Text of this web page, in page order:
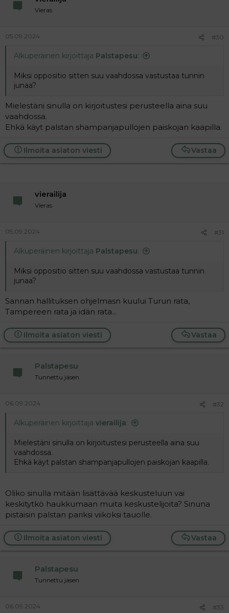
Vieras
05.09.2024 #30
Alkuperäinen kirjoittaja Palstapesu:
Miksi oppositio sitten suu vaahdossa vastustaa tunnin
junaa?
Mielestäni sinulla on kirjoitustesi perusteella aina suu
vaahdossa.
Ehkä käyt palstan shampanjapullojen paiskojan kaapilla.
Vastaa
Ilmoita asiaton viesti
vierailija
Vieras
05.09.2024 #31
Alkuperäinen kirjoittaja Palstapesu:
Miksi oppositio sitten suu vaahdossa vastustaa tunnin
junaa?
Sannan hallituksen ohjelmasn kuului Turun rata,
Tampereen rata ja idän rata...
Vastaa
Ilmoita asiaton viesti
Palstapesu
Tunnettu jäsen
06.09.2024 #32
Alkuperäinen kirjoittaja vierailija:
Mielestäni sinulla on kirjoitustesi perusteella aina suu
vaahdossa.
Ehkä käyt palstan shampanjapullojen paiskojan kaapilla.
Oliko sinulla mitään lisättävää keskusteluun vai
keskitytkö haukkumaan muita keskustelijoita? Sinuna
pistäisin palstan pariksi viikoksi tauolle.
Vastaa
Ilmoita asiaton viesti
Palstapesu
Tunnettu jäsen
06.09.2024 #33